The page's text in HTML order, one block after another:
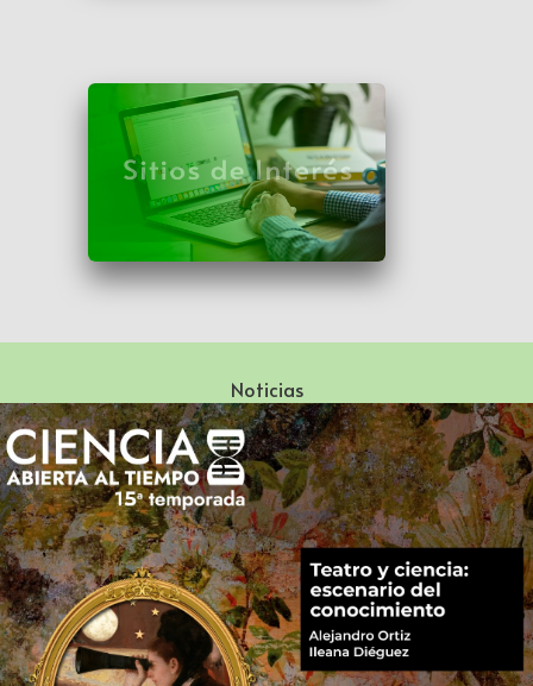
Noticias
Especialización en Literatura Mexicana del Siglo XX